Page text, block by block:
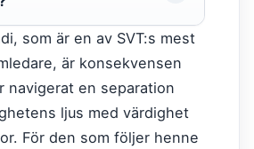
som är en av SVT:s mest
är konsekvensen
navigerat en separation
ljus med värdighet
För den som följer henne